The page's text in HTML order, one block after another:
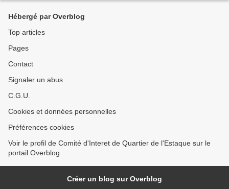
Hébergé par Overblog
Top articles
Pages
Contact
Signaler un abus
C.G.U.
Cookies et données personnelles
Préférences cookies
Voir le profil de Comité d'Interet de Quartier de l'Estaque sur le
portail Overblog
Créer un blog sur Overblog